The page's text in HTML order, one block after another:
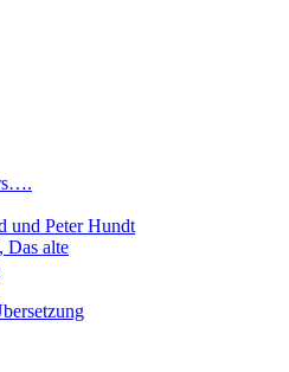
und Peter Hundt
Das alte